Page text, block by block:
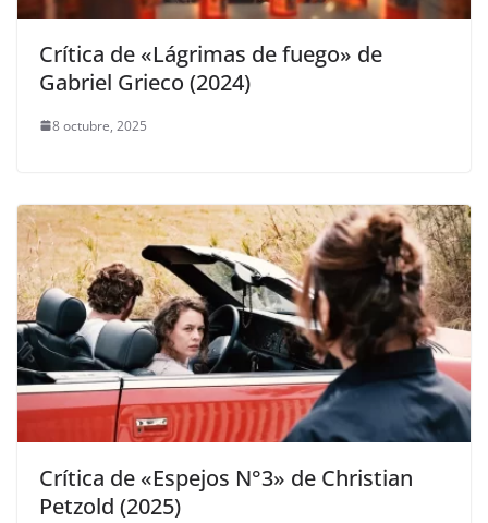
Crítica de «Lágrimas de fuego» de
Gabriel Grieco (2024)
8 octubre, 2025
Crítica de «Espejos N°3» de Christian
Petzold (2025)